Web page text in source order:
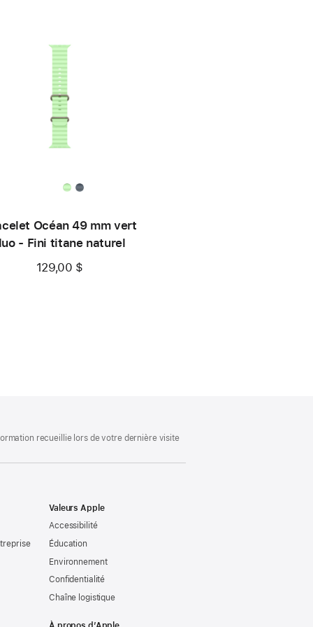
Océan 49 mm vert
- Fini titane naturel
129,00 $
recueillie lors de votre dernière visite
Valeurs Apple
Accessibilité
Éducation
Environnement
Confidentialité
Chaîne logistique